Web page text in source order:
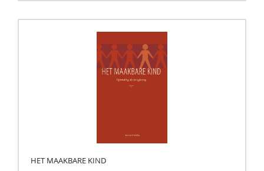
HET MAAKBARE KIND